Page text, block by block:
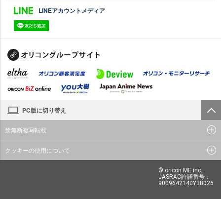
LINEアカウントメディア
PC版に切り替え
禁無断複写転載
クッキーの使用について
© oricon ME inc.
JASRAC許諾番号：
9009642140Y38026